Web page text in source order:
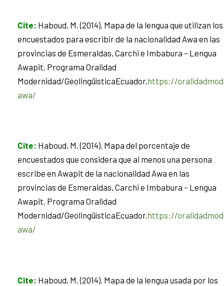
Cite: Haboud, M. (2014). Mapa de la lengua que utilizan los
encuestados para escribir de la nacionalidad Awa en las
provincias de Esmeraldas, Carchi e Imbabura – Lengua
Awapit. Programa Oralidad
Modernidad/GeolingüísticaEcuador. https://
awa/
Cite: Haboud, M. (2014). Mapa del porcentaje de
encuestados que considera que al menos una persona
escribe en Awapit de la nacionalidad Awa en las
provincias de Esmeraldas, Carchi e Imbabura – Lengua
Awapit. Programa Oralidad
Modernidad/GeolingüísticaEcuador.https://
awa/
Cite: Haboud, M. (2014). Mapa de la lengua usada por los